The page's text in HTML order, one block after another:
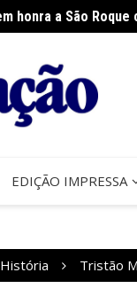
honra a São
Seculares
EDIÇÃO IMPRESSA
Tristão